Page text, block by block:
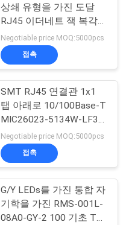
상쇄 유형을 가진 도달
RJ45 이더네트 잭 복각
유형 연결관
Negotiable price MOQ:5000pcs
접촉
SMT RJ45 연결관 1x1
탭 아래로 10/100Base-T
MIC26023-5134W-LF3
PHCONN
Negotiable price MOQ:5000pcs
접촉
G/Y LEDs를 가진 통합 자
기학을 가진 RMS-001L-
08A0-GY-2 100 기초 T